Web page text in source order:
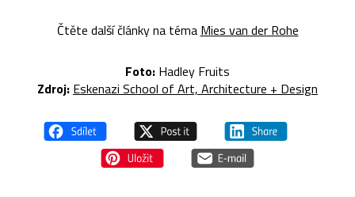
Čtěte další články na téma Mies van der Rohe
Foto: Hadley Fruits
Zdroj: Eskenazi School of Art, Architecture + Design